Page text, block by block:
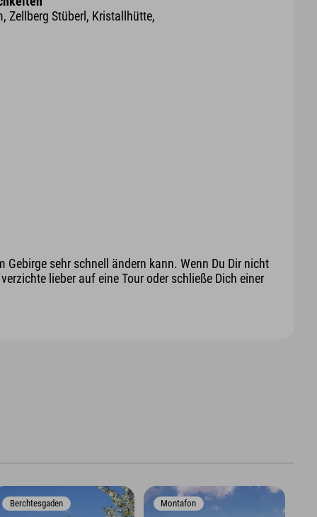
Zellberg Stüberl, Kristallhütte,
sehr schnell ändern kann. Wenn Du Dir nicht
lieber auf eine Tour oder schließe Dich einer
Berchtesgaden Montafon